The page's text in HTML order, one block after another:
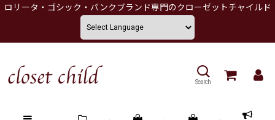
ロリータ・ゴシック・パンクブランド専門のクローゼットチャイルド
Search